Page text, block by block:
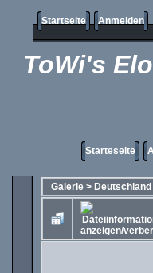
Startseite Anmelden
ToWi's
Starteseite
Galerie > Deutschland